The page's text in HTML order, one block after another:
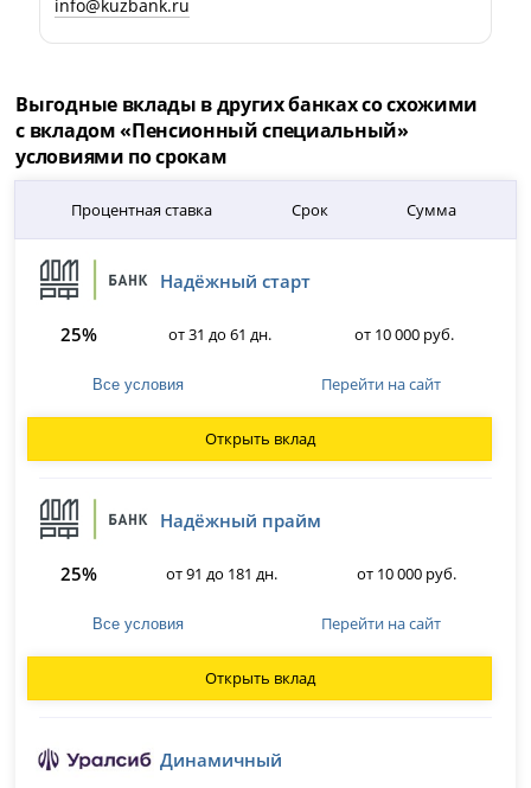
info@kuzbank.ru
Выгодные вклады в других банках со схожими
с вкладом «Пенсионный специальный»
условиями по срокам
Процентная ставка Срок Сумма
Надёжный старт
25% от 31 до 61 дн. от 10 000 руб.
Все условия Перейти на сайт
Открыть вклад
Надёжный прайм
25% от 91 до 181 дн. от 10 000 руб.
Все условия Перейти на сайт
Открыть вклад
Динамичный